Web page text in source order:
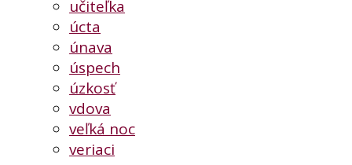
učiteľka
úcta
únava
úspech
úzkosť
vdova
veľká noc
veriaci